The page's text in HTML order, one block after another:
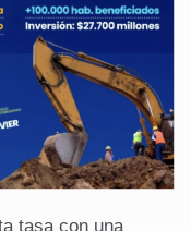
tasa con una